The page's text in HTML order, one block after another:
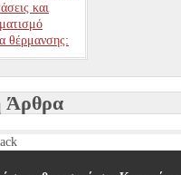
και
θέρμανσης:
οι
χρήματα
που δεν
κατάσχει η
Άρθρα